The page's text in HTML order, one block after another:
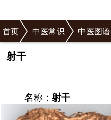
首页 中医常识 中医图谱
射干
名称： 射干